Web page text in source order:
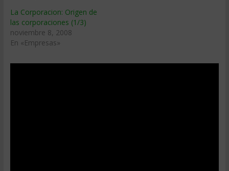
La Corporacion: Origen de
las corporaciones (1/3)
noviembre 8, 2008
En «Empresas»